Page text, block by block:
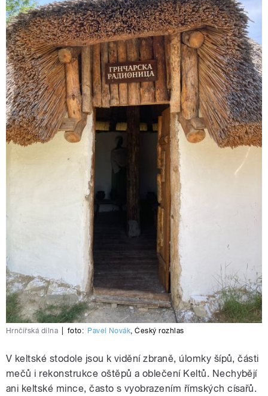
Hrnčířská dílna foto: Pavel Novák,Český rozhlas
V keltské stodole jsou k vidění zbraně, úlomky šípů, části
mečů i rekonstrukce oštěpů a oblečení Keltů. Nechybějí
ani keltské mince, často s vyobrazením římských císařů.